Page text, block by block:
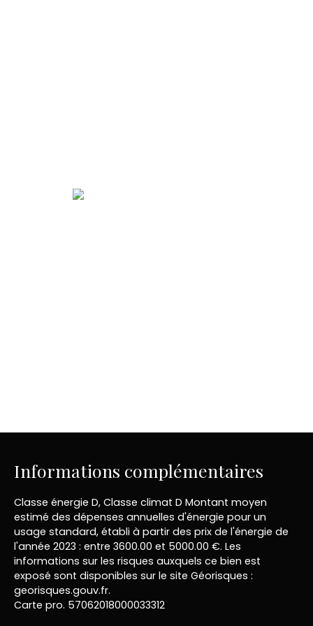
Informations complémentaires
Classe énergie D, Classe climat D Montant moyen
estimé des dépenses annuelles d'énergie pour un
usage standard, établi à partir des prix de l'énergie de
l'année 2023 : entre 3600.00 et 5000.00 €. Les
informations sur les risques auxquels ce bien est
exposé sont disponibles sur le site Géorisques :
georisques.gouv.fr.
Carte pro. 57062018000033312